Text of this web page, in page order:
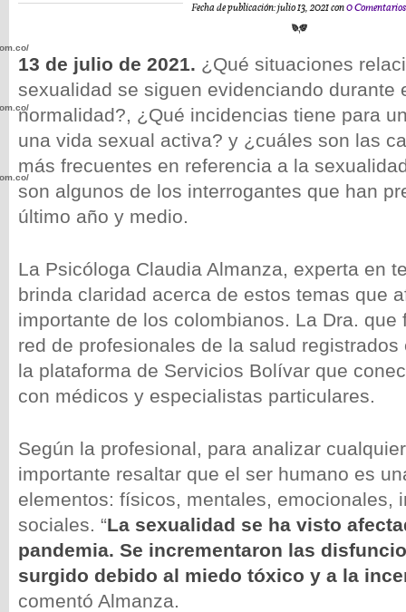
Fecha de publicación: julio 13, 2021 con0 Comentarios
13 de julio de 2021. ¿Qué situaciones
sexualidad se siguen evidenciando durante
normalidad?, ¿Qué incidencias tiene para
una vida sexual activa? y ¿cuáles son las
más frecuentes en referencia a la
son algunos de los interrogantes que han
último año y medio.
La Psicóloga Claudia Almanza, experta en
brinda claridad acerca de estos temas que
importante de los colombianos. La Dra. que
red de profesionales de la salud
la plataforma de Servicios Bolívar que
con médicos y especialistas particulares.
Según la profesional, para analizar
importante resaltar que el ser humano es
elementos: físicos, mentales, emocionales,
sociales. “La sexualidad se ha visto
pandemia. Se incrementaron las
surgido debido al miedo tóxico y a la
comentó Almanza.
wp-
wp-
wp-
wp-
wp-